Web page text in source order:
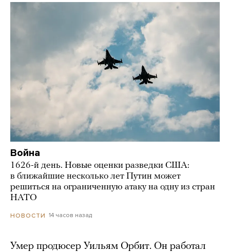
Война
1626-й день. Новые оценки разведки США:
в ближайшие несколько лет Путин может
решиться на ограниченную атаку на одну из стран
НАТО
НОВОСТИ 14 часов назад
Умер продюсер Уильям Орбит. Он работал